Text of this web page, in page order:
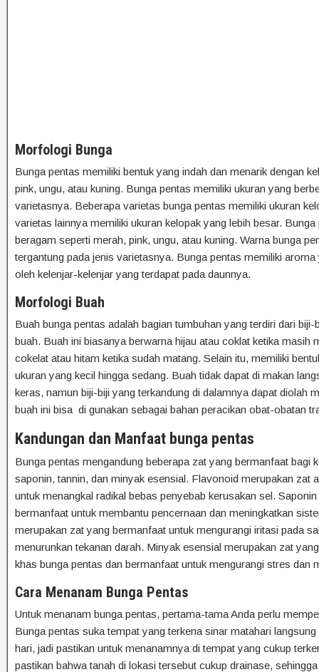
Morfologi Bunga
Bunga pentas memiliki bentuk yang indah dan menarik dengan
pink, ungu, atau kuning. Bunga pentas memiliki ukuran yang
varietasnya. Beberapa varietas bunga pentas memiliki ukuran
varietas lainnya memiliki ukuran kelopak yang lebih besar.
beragam seperti merah, pink, ungu, atau kuning. Warna bunga
tergantung pada jenis varietasnya. Bunga pentas memiliki
oleh kelenjar-kelenjar yang terdapat pada daunnya.
Morfologi Buah
Buah bunga pentas adalah bagian tumbuhan yang terdiri dari
buah. Buah ini biasanya berwarna hijau atau coklat ketika masih
cokelat atau hitam ketika sudah matang. Selain itu, memiliki
ukuran yang kecil hingga sedang. Buah tidak dapat di makan
keras, namun biji-biji yang terkandung di dalamnya dapat diolah
buah ini bisa di gunakan sebagai bahan peracikan obat-obatan
Kandungan dan Manfaat bunga pentas
Bunga pentas mengandung beberapa zat yang bermanfaat bagi
saponin, tannin, dan minyak esensial. Flavonoid merupakan zat
untuk menangkal radikal bebas penyebab kerusakan sel.
bermanfaat untuk membantu pencernaan dan meningkatkan
merupakan zat yang bermanfaat untuk mengurangi iritasi pada
menurunkan tekanan darah. Minyak esensial merupakan zat
khas bunga pentas dan bermanfaat untuk mengurangi stres dan
Cara Menanam Bunga Pentas
Untuk menanam bunga pentas, pertama-tama Anda perlu
Bunga pentas suka tempat yang terkena sinar matahari
hari, jadi pastikan untuk menanamnya di tempat yang cukup
pastikan bahwa tanah di lokasi tersebut cukup drainase,